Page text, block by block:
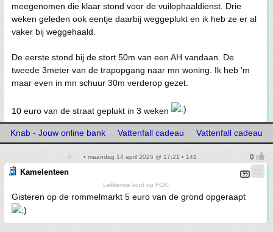
meegenomen die klaar stond voor de vuilophaaldienst. Drie
weken geleden ook eentje daarbij weggeplukt en ik heb ze er al
vaker bij weggehaald.
De eerste stond bij de stort 50m van een AH vandaan. De
tweede 3meter van de trapopgang naar mn woning. Ik heb 'm
maar even in mn schuur 30m verderop gezet.
10 euro van de straat geplukt in 3 weken
Knab - Jouw online bank Vattenfall cadeau Vattenfall cadeau
• maandag 14 april 2025 @ 17:21 • 141
Kamelenteen
Lekkerste kont op FOK!
Gisteren op de rommelmarkt 5 euro van de grond opgeraapt